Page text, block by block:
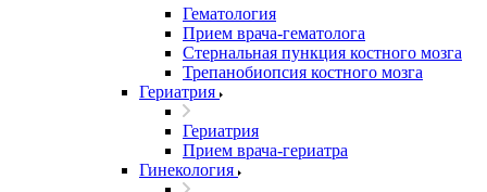
Гематология
Прием врача-гематолога
Стернальная пункция костного мозга
Трепанобиопсия костного мозга
Гериатрия
Гериатрия
Прием врача-гериатра
Гинекология